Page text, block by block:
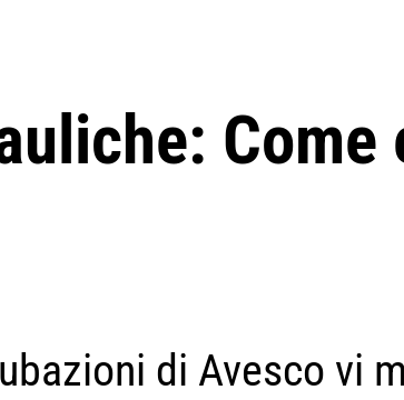
di Avesco vi